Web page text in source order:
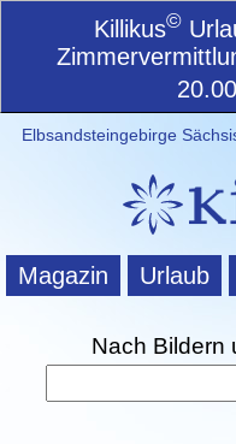
Killikus©
Elbsandsteingebirge
Magazin Urlaub
Nach Bildern